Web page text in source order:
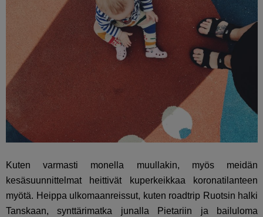
Kuten varmasti monella muullakin, myös meidän
kesäsuunnittelmat heittivät kuperkeikkaa koronatilanteen
myötä. Heippa ulkomaanreissut, kuten roadtrip Ruotsin halki
Tanskaan, synttärimatka junalla Pietariin ja bailuloma